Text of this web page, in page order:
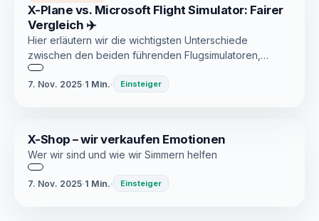
X-Plane vs. Microsoft Flight Simulator: Fairer
Vergleich ✈️
Hier erläutern wir die wichtigsten Unterschiede
zwischen den beiden führenden Flugsimulatoren,
helfen Ihnen bei der Auswahl der richtigen Option
basierend auf Ihren Zielen und PC-Spezifikationen und
7. Nov. 2025·1 Min.· Einsteiger
X-Shop – wir verkaufen Emotionen
Wer wir sind und wie wir Simmern helfen
7. Nov. 2025·1 Min.· Einsteiger